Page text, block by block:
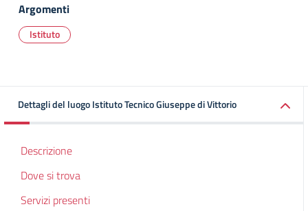
Argomenti
Istituto
Dettagli del luogo Istituto Tecnico Giuseppe di Vittorio
Descrizione
Dove si trova
Servizi presenti